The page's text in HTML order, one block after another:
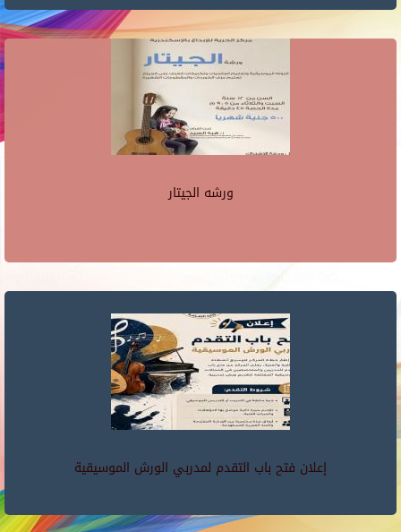
ورشه الجيتار
إعلان فتح باب التقدم لمدربي الورش الموسيقية